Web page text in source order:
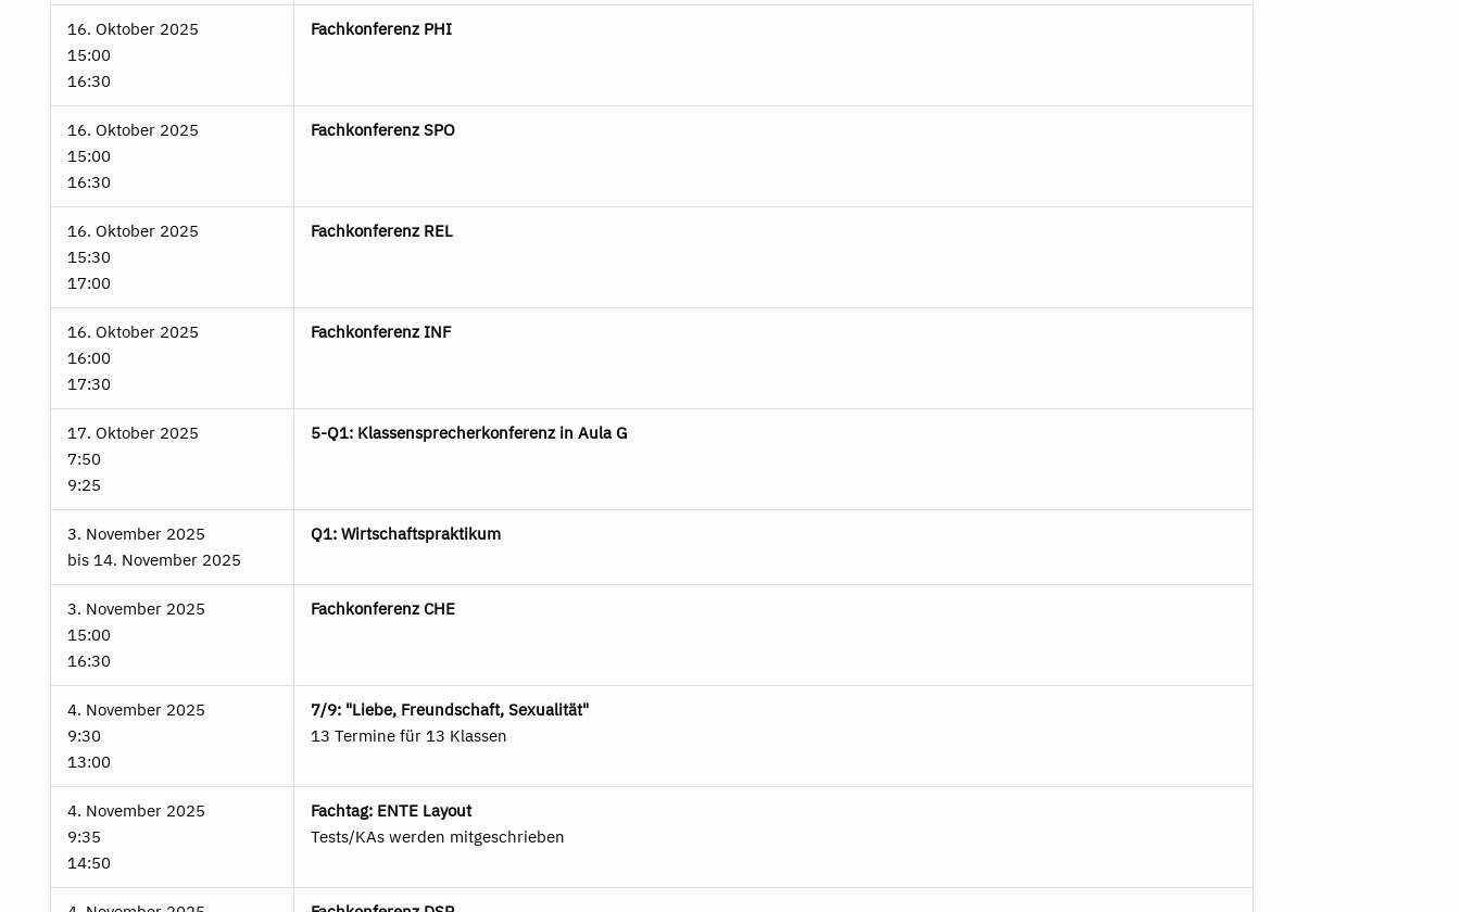
16. Oktober 2025
15:00
16:30
Fachkonferenz PHI
16. Oktober 2025
15:00
16:30
Fachkonferenz SPO
16. Oktober 2025
15:30
17:00
Fachkonferenz REL
16. Oktober 2025
16:00
17:30
Fachkonferenz INF
17. Oktober 2025
7:50
9:25
5-Q1: Klassensprecherkonferenz in Aula G
3. November 2025
bis 14. November 2025
Q1: Wirtschaftspraktikum
3. November 2025
15:00
16:30
Fachkonferenz CHE
4. November 2025
9:30
13:00
7/9: "Liebe, Freundschaft, Sexualität"
13 Termine für 13 Klassen
4. November 2025
9:35
14:50
Fachtag: ENTE Layout
Tests/KAs werden mitgeschrieben